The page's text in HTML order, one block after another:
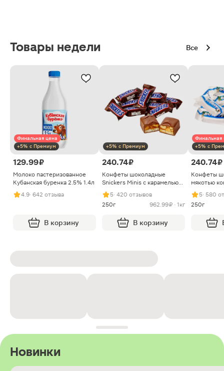
Товары недели Все
Финальная цена
+5% с Премиум
129.99 ₽
Молоко пастеризованное
Кубанская буренка 2.5% 1.4л
4.9· 642 отзыва
В корзину
+5% с Премиум
240.74 ₽
Конфеты шоколадные
Snickers Minis с карамелью
арахисом и нугой
5· 420 отзывов
250г
962.99 ₽ · 1кг
В корзину
Финальная
+5% с
240.74 ₽
Конфеты
мякотью
5· 580
250г
Новинки